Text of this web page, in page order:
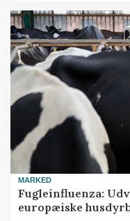
MARKED
Fugleinfluenza:
europæiske